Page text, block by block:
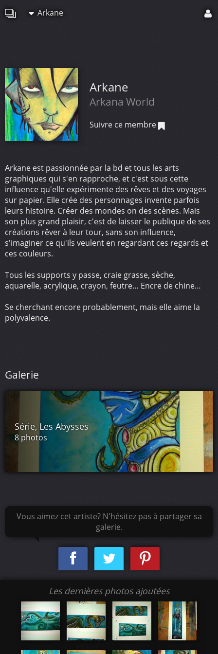
Arkane
Arkane
Arkana World
Suivre ce membre
Arkane est passionnée par la bd et tous les arts
graphiques qui s'en rapproche, et c'est sous cette
influence qu'elle expérimente des rêves et des voyages
sur papier. Elle crée des personnages invente parfois
leurs histoire. Créer des mondes on des scènes. Mais
son plus grand plaisir, c'est de laisser le publique de ses
créations rêver à leur tour, sans son influence,
s'imaginer ce qu'ils veulent en regardant ces regards et
ces couleurs.
Tous les supports y passe, craie grasse, sèche,
aquarelle, acrylique, crayon, feutre… Encre de chine…
Se cherchant encore probablement, mais elle aime la
polyvalence.
Galerie
Série, Les Abysses
8 photos
Vous aimez cet artiste? N'hésitez pas à partager sa
galerie.
Les dernières photos ajoutées